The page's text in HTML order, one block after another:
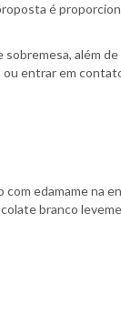
é
além
entrar em
edamame na
branco